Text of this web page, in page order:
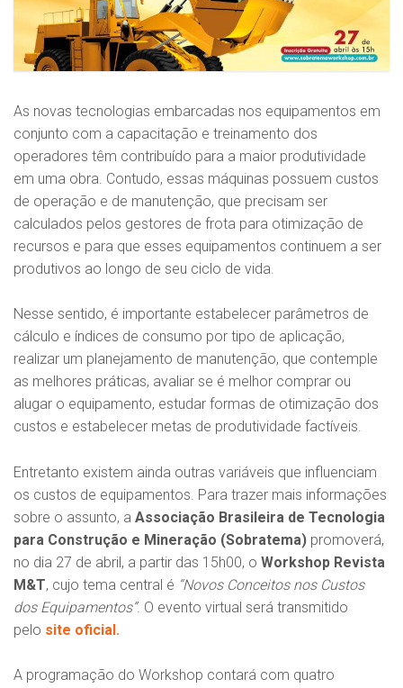
As novas tecnologias embarcadas nos equipamentos em
conjunto com a capacitação e treinamento dos
operadores têm contribuído para a maior produtividade
em uma obra. Contudo, essas máquinas possuem custos
de operação e de manutenção, que precisam ser
calculados pelos gestores de frota para otimização de
recursos e para que esses equipamentos continuem a ser
produtivos ao longo de seu ciclo de vida.
Nesse sentido, é importante estabelecer parâmetros de
cálculo e índices de consumo por tipo de aplicação,
realizar um planejamento de manutenção, que contemple
as melhores práticas, avaliar se é melhor comprar ou
alugar o equipamento, estudar formas de otimização dos
custos e estabelecer metas de produtividade factíveis.
Entretanto existem ainda outras variáveis que influenciam
os custos de equipamentos. Para trazer mais informações
sobre o assunto, a Associação Brasileira de Tecnologia
para Construção e Mineração (Sobratema) promoverá,
no dia 27 de abril, a partir das 15h00, o Workshop Revista
M&T, cujo tema central é “Novos Conceitos nos Custos
dos Equipamentos”. O evento virtual será transmitido
pelo site oficial.
A programação do Workshop contará com quatro